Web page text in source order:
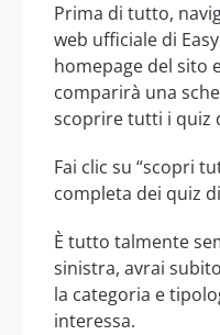
Prima di tutto,
web ufficiale di
homepage del sito
comparirà una
scoprire tutti i quiz
Fai clic su “scopri
completa dei quiz
È tutto talmente
sinistra, avrai
la categoria e
interessa.